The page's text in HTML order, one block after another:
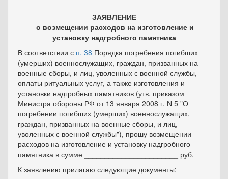
ЗАЯВЛЕНИЕ
о возмещении расходов на изготовление и
установку надгробного памятника
В соответствии с п. 38 Порядка погребения погибших
(умерших) военнослужащих, граждан, призванных на
военные сборы, и лиц, уволенных с военной службы,
оплаты ритуальных услуг, а также изготовления и
установки надгробных памятников (утв. приказом
Министра обороны РФ от 13 января 2008 г. N 5 "О
погребении погибших (умерших) военнослужащих,
граждан, призванных на военные сборы, и лиц,
уволенных с военной службы"), прошу возмещении
расходов на изготовление и установку надгробного
памятника в сумме _______________________ руб.
К заявлению прилагаю следующие документы: